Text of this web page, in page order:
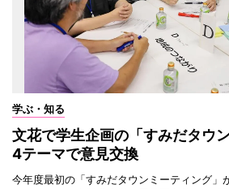
学ぶ・知る
文花で学生企画の「すみだタウ
4テーマで意見交換
今年度最初の「すみだタウンミーティング」